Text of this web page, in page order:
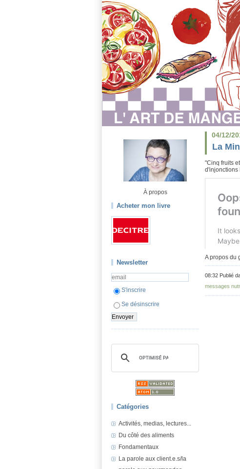
À propos
Acheter mon livre
Newsletter
S'inscrire
Se désinscrire
Catégories
Activités, medias, lectures...
Du côté des aliments
Fondamentaux
La parole aux client.e.s/la
04/12/
La
"Cinq fruits
d'injonctions
A propos du
08:32 Publié
messages